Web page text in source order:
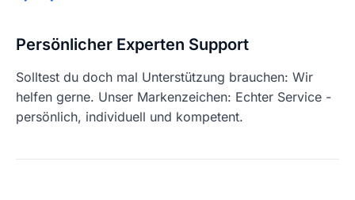
Persönlicher Experten Support
Solltest du doch mal Unterstützung brauchen: Wir
helfen gerne. Unser Markenzeichen: Echter Service -
persönlich, individuell und kompetent.